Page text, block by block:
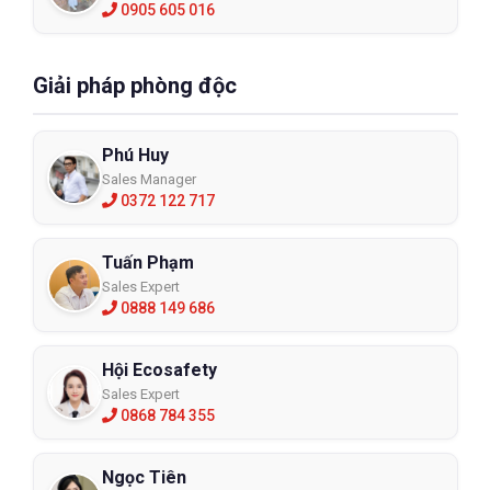
0905 605 016
Giải pháp phòng độc
Phú Huy
Sales Manager
0372 122 717
Tuấn Phạm
Sales Expert
0888 149 686
Hội Ecosafety
Sales Expert
0868 784 355
Ngọc Tiên